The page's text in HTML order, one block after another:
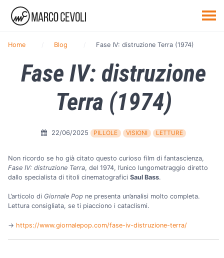
Home Blog Fase IV: distruzione Terra (1974)
Fase IV: distruzione
Terra (1974)
22/06/2025 PILLOLE VISIONI LETTURE
Non ricordo se ho già citato questo curioso film di fantascienza,
Fase IV: distruzione Terra, del 1974, l’unico lungometraggio diretto
dallo specialista di titoli cinematografici Saul Bass.
L’articolo di Giornale Pop ne presenta un’analisi molto completa.
Lettura consigliata, se ti piacciono i cataclismi.
→️ https://www.giornalepop.com/fase-iv-distruzione-terra/